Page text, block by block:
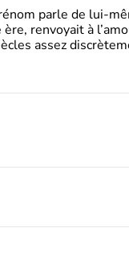
parle de lui-
renvoyait à
assez